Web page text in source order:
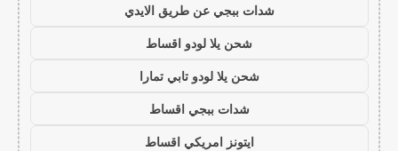
شدات ببجي عن طريق الايدي
شحن يلا لودو اقساط
شحن يلا لودو تابي تمارا
شدات ببجي اقساط
ايتونز امريكي اقساط